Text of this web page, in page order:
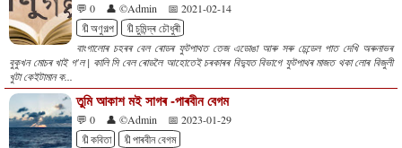
💬 0 👤 ©Admin
📅 2021-02-14
🔖অণুগল্প
🔖চুমিন্দ্ৰ চৌধুৰী
বাংগালোৰ চহৰৰ বেল ৰোডৰ ফুটপাথত তেজ এডোঙা আৰু সৰু চেন্ডেল পাত দেখি অৰুনাভৰ
বুকুখন মোচৰ খাই গ'ল | কালি সি বেল ৰোডলৈ আহোতেই চৰকাৰৰ বিদ্যুত বিভাগে ফুটপাথৰ মাজত থকা লোৰ বিজুলী
খুটা কেইটামান ক...
তুমি আকাশ মই সাগৰ -পাৰবীন বেগম
💬 0 👤 ©Admin
📅 2023-01-29
🔖কবিতা
🔖পাৰবীন বেগম